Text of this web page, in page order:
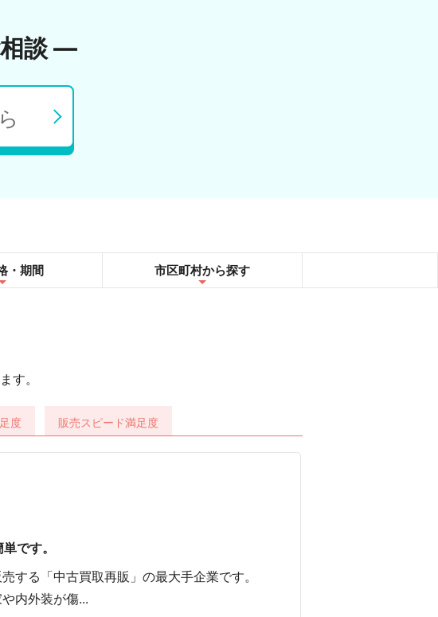
談 ―
・期間 市区町村から探す
す。
度 販売スピード満足度
です。
する「中古買取再販」の最大手企業です。
内外装が傷...